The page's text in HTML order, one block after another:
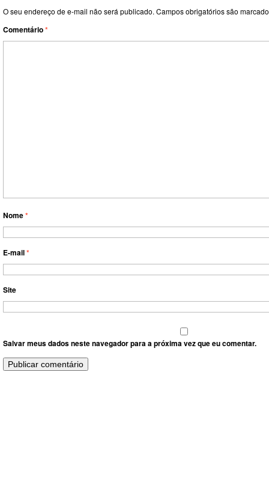
O seu endereço de e-mail não será publicado. Campos obrigatórios são
Comentário*
Nome*
E-mail*
Site
Salvar meus dados neste navegador para a próxima vez que eu comentar.